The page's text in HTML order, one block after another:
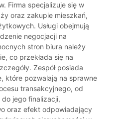
Firma specjalizuje się w
oraz zakupie mieszkań,
Usługi obejmują
negocjacji na
stron biura należy
co przekłada się na
Zespół posiada
które pozwalają na sprawne
transakcyjnego, od
jego finalizacji,
oraz efekt odpowiadający